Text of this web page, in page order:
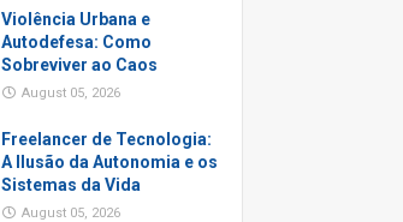
Violência Urbana e
Autodefesa: Como
Sobreviver ao Caos
August 05, 2026
Freelancer de Tecnologia:
A Ilusão da Autonomia e os
Sistemas da Vida
August 05, 2026